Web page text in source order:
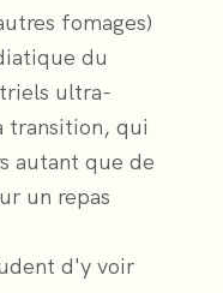
fomages)
du
ultra-
transition, qui
autant que de
un repas
d'y voir